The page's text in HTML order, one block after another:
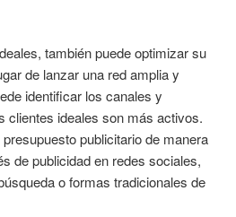
también puede optimizar su
de lanzar una red amplia y
identificar los canales y
clientes ideales son más activos.
publicitario de manera
de publicidad en redes sociales,
o formas tradicionales de